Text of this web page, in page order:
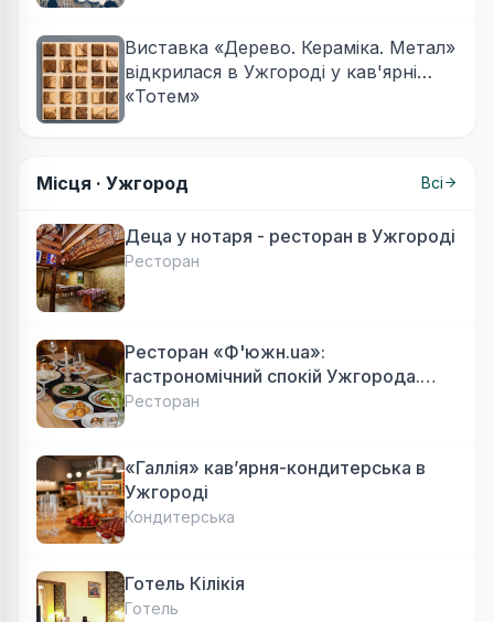
Виставка «Дерево. Кераміка. Метал»
відкрилася в Ужгороді у кав'ярні
«Тотем»
Місця · Ужгород Всі
Деца у нотаря - ресторан в Ужгороді
Ресторан
Ресторан «Ф'южн.ua»:
гастрономічний спокій Ужгорода.
Авторська локальна кухня, затишок
Ресторан
«Галлія» кав’ярня-кондитерська в
Ужгороді
Кондитерська
Готель Кілікія
Готель